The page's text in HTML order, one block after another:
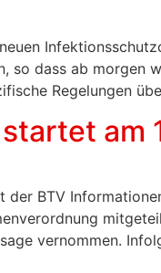
so dass ab morgen
Regelungen
am
BTV
vernommen.